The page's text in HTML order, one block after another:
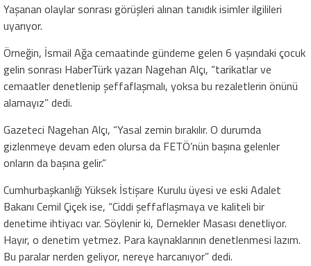
Yaşanan olaylar sonrası görüşleri alınan tanıdık isimler ilgilileri
uyarıyor.
Örneğin, İsmail Ağa cemaatinde gündeme gelen 6 yaşındaki çocuk
gelin sonrası HaberTürk yazarı Nagehan Alçı, “tarikatlar ve
cemaatler denetlenip şeffaflaşmalı, yoksa bu rezaletlerin önünü
alamayız” dedi.
Gazeteci Nagehan Alçı, “Yasal zemin bırakılır. O durumda
gizlenmeye devam eden olursa da FETÖ’nün başına gelenler
onların da başına gelir.”
Cumhurbaşkanlığı Yüksek İstişare Kurulu üyesi ve eski Adalet
Bakanı Cemil Çiçek ise, “Ciddi şeffaflaşmaya ve kaliteli bir
denetime ihtiyacı var. Söylenir ki, Dernekler Masası denetliyor.
Hayır, o denetim yetmez. Para kaynaklarının denetlenmesi lazım.
Bu paralar nerden geliyor, nereye harcanıyor” dedi.